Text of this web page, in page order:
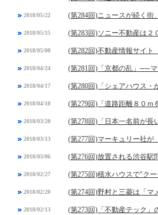
2018/05/22 (第284回)ニュースが続く街
2018/05/15 (第283回)ソニー不動産は２
2018/05/08 (第282回)不動産情報サイト
2018/04/24 (第281回)「京都の乱」──
2018/04/17 (第280回)「シェアハウス・
2018/04/10 (第279回)「道路距離８０ｍ
2018/03/20 (第278回)「日本一名前が長
2018/03/13 (第277回)マーキュリー社が
2018/03/06 (第276回)放置される渋谷
2018/02/27 (第275回)積水ハウスで"ク
2018/02/20 (第274回)野村と三菱は「
2018/02/13 (第273回)「不動産テック